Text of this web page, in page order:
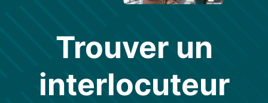
Trouver un
interlocuteur